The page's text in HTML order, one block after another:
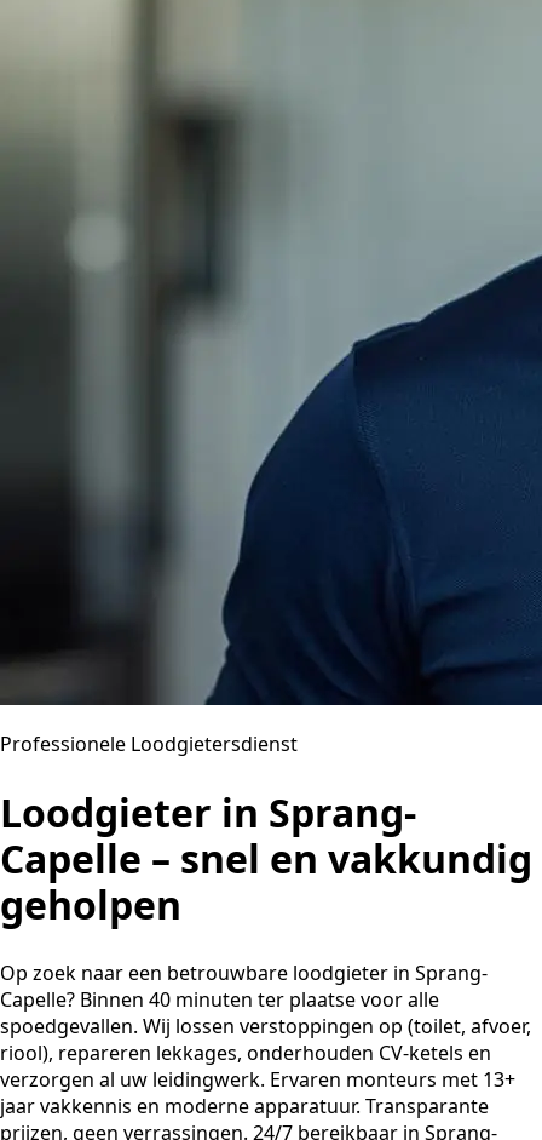
Professionele Loodgietersdienst
Loodgieter in Sprang-
Capelle – snel en vakkundig
geholpen
Op zoek naar een betrouwbare loodgieter in Sprang-
Capelle? Binnen 40 minuten ter plaatse voor alle
spoedgevallen. Wij lossen verstoppingen op (toilet, afvoer,
riool), repareren lekkages, onderhouden CV-ketels en
verzorgen al uw leidingwerk. Ervaren monteurs met 13+
jaar vakkennis en moderne apparatuur. Transparante
prijzen, geen verrassingen. 24/7 bereikbaar in Sprang-